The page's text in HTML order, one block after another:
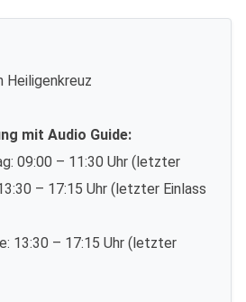
Heiligenkreuz
mit Audio Guide:
09:00 – 11:30 Uhr (letzter
– 17:15 Uhr (letzter Einlass
13:30 – 17:15 Uhr (letzter